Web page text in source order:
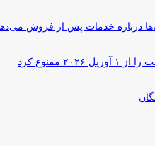
درباره خدمات پس از فروش
کرد